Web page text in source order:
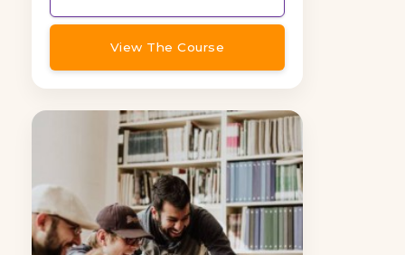
View The Course